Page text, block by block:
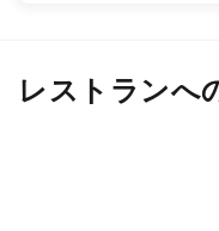
レストランへ